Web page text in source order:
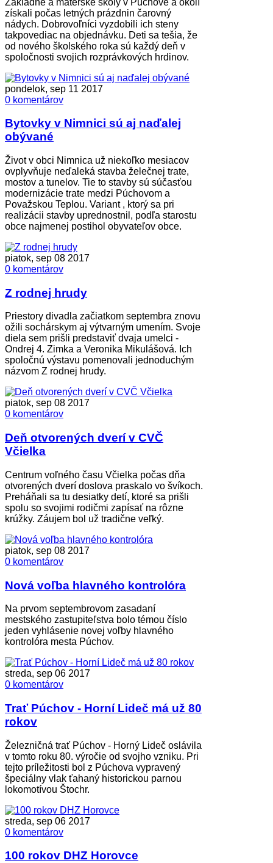
získali počas letných prázdnin čarovný
nádych. Dobrovoľníci vyzdobili ich steny
takpovediac na objednávku. Deti sa tešia, že
od nového školského roka sú každý deň v
spoločnosti svojich rozprávkových hrdinov.
pondelok, sep 11 2017
0 komentárov
Bytovky v Nimnici sú aj naďalej
obývané
Život v obci Nimnica už niekoľko mesiacov
ovplyvňuje neďaleká stavba želečnej trate,
mostov a tunelov. Tie to stavby sú súčasťou
modernizácie trate medzi Púchovom a
Považskou Teplou. Variant , ktorý sa pri
realizácii stavby uprednostnil, podľa starostu
obce najmenej postihol obyvateľov obce.
piatok, sep 08 2017
0 komentárov
Z rodnej hrudy
Priestory divadla začiatkom septembra znovu
ožili sochárskym aj výtvarným umením. Svoje
diela sem prišli predstaviť dvaja umelci -
Ondrej 4. Zimka a Veronika Mikulášová. Ich
spoločnú výstavu pomenovali jednoduchým
názvom Z rodnej hrudy.
piatok, sep 08 2017
0 komentárov
Deň otvorených dverí v CVČ
Včielka
Centrum voľného času Včielka počas dňa
otvorených dverí doslova praskalo vo švíkoch.
Preháňali sa tu desiatky detí, ktoré sa prišli
spolu so svojimi rodičmi zapísať na rôzne
krúžky. Záujem bol už tradične veľký.
piatok, sep 08 2017
0 komentárov
Nová voľba hlavného kontrolóra
Na prvom septembrovom zasadaní
mestského zastupiteľstva bolo témou číslo
jeden vyhlásenie novej voľby hlavného
kontrolóra mesta Púchov.
streda, sep 06 2017
0 komentárov
Trať Púchov - Horní Lideč má už 80
rokov
Železničná trať Púchov - Horný Lideč oslávila
v tomto roku 80. výročie od svojho vzniku. Pri
tejto príležitosti bol z Púchova vypravený
špeciálny vlak ťahaný historickou parnou
lokomotívou Štochr.
streda, sep 06 2017
0 komentárov
100 rokov DHZ Horovce